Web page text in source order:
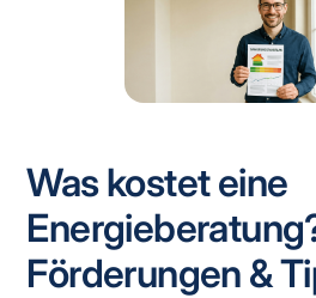
Was kostet eine
Förderungen &